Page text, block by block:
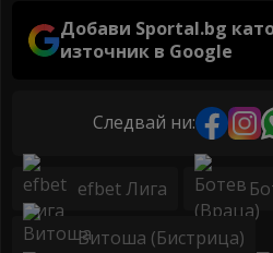
Добави Sportal.bg
източник в Google
Следвай ни:
efbet Лига
Витоша (Бистрица)